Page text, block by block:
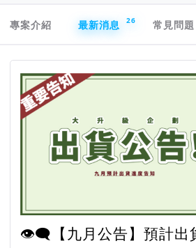
專案介紹
最新消息 26 常見問題
👁‍🗨【九月公告】預計出